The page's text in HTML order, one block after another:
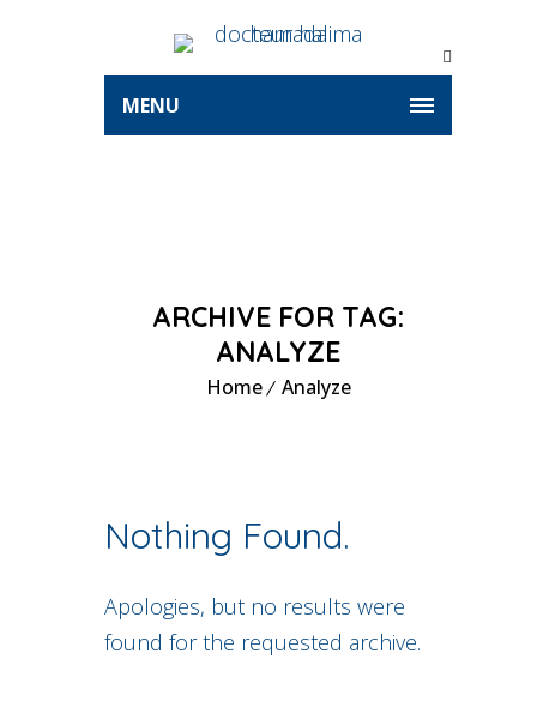
MENU
ARCHIVE FOR TAG:
ANALYZE
Home Analyze
Nothing Found.
Apologies, but no results were
found for the requested archive.